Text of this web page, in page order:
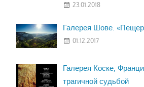
23.01.2018
Галерея Шове.
01.12.2017
Галерея Коске,
трагичной судьбой